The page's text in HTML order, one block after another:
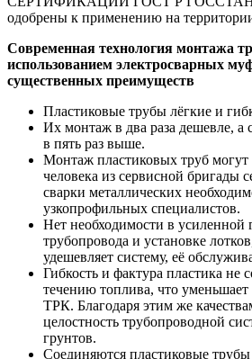
одобрены к применению на
Современная технология монтажа
использованием электросварных
существенных преимуществ
Пластиковые трубы лёгкие и
Их монтаж в два раза дешевле, а
в пять раз выше.
Монтаж пластиковых труб могут
человека из сервисной бригады
сварки металлических
узкопрофильных специалистов.
Нет необходимости в усиленной
трубопровода и установке
удешевляет систему, её
Гибкость и фактура пластика не
течению топлива, что уменьшает
ТРК. Благодаря этим же
целостность трубопроводной
грунтов.
Соединяются пластиковые